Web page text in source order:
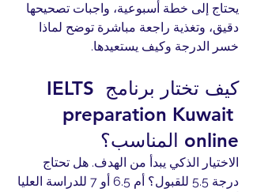
يحتاج إلى خطة أسبوعية، واجبات تصحيحها
دقيق، وتغذية راجعة مباشرة توضح لماذا
خسر الدرجة وكيف يستعيدها.
كيف تختار برنامج IELTS
preparation Kuwait
online المناسب؟
الاختيار الذكي يبدأ من الهدف. هل تحتاج
درجة 5.5 للقبول؟ أم 6.5 أو 7 للدراسة العليا